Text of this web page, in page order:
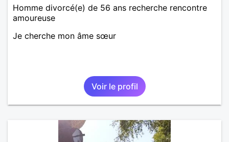
Homme divorcé(e) de 56 ans recherche rencontre
amoureuse
Je cherche mon âme sœur
Voir le profil